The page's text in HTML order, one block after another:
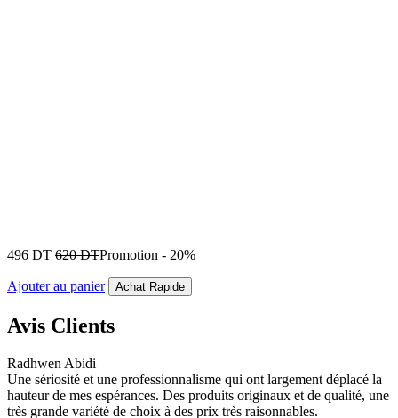
496 DT 620DTPromotion - 20%
Ajouter au panier Achat Rapide
Avis Clients
Radhwen Abidi
Une sériosité et une professionnalisme qui ont largement déplacé la
hauteur de mes espérances. Des produits originaux et de qualité, une
très grande variété de choix à des prix très raisonnables.